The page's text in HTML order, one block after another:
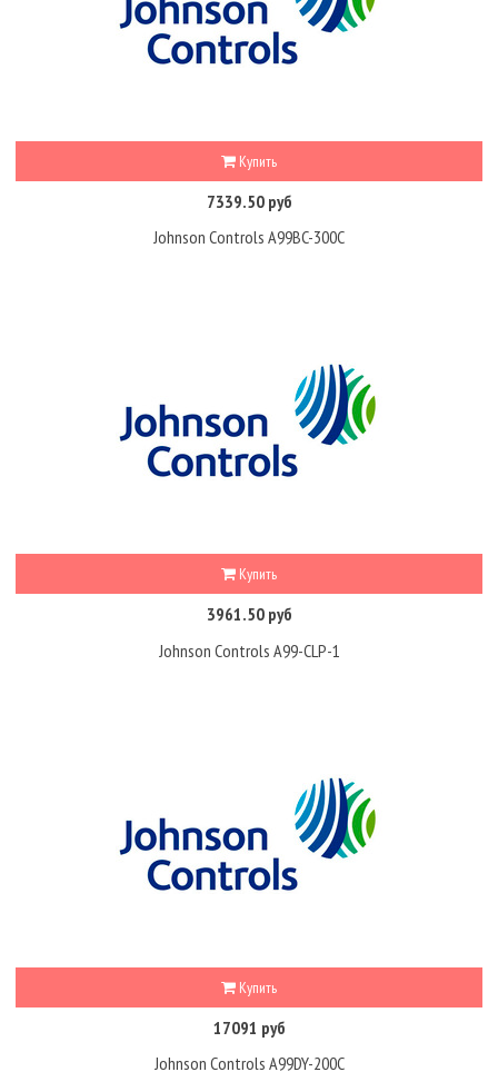
Купить
7339.50 руб
Johnson Controls A99BC-300C
Купить
3961.50 руб
Johnson Controls A99-CLP-1
Купить
17091 руб
Johnson Controls A99DY-200C